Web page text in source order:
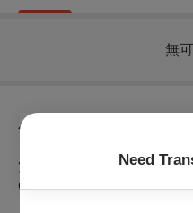
Need
無
節目介紹
安德烈泰希內
André
Color｜85min